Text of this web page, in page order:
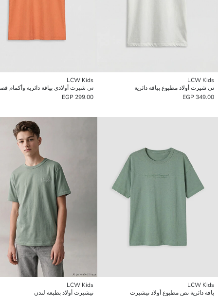
LCW Kids
تي شيرت أولاد مطبوع بياقة دائرية
349.00 EGP
LCW Kids
تي شيرت أولادي بياقة دائرية وأكمام
299.00 EGP
LCW Kids
ياقة دائرية نص مطبوع أولاد تيشيرت
LCW Kids
تيشيرت أولاد بطبعة لندن